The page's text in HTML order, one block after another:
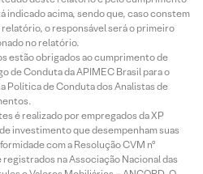
indicado acima, sendo que, caso constem
relatório, o responsável será o primeiro
no relatório.
estão obrigados ao cumprimento de
de Conduta da APIMEC Brasil para o
Política de Conduta dos Analistas de
é realizado por empregados da XP
investimento que desempenham suas
com a Resolução CVM nº
na Associação Nacional das